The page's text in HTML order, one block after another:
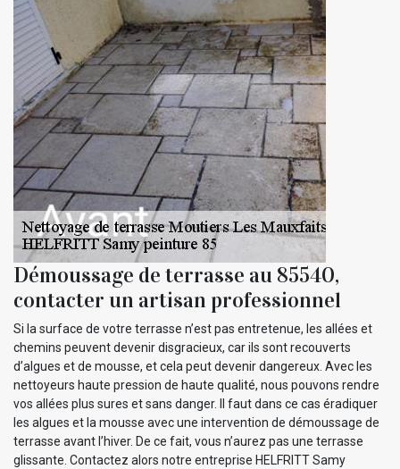
Démoussage de terrasse au 85540,
contacter un artisan professionnel
Si la surface de votre terrasse n’est pas entretenue, les allées et
chemins peuvent devenir disgracieux, car ils sont recouverts
d’algues et de mousse, et cela peut devenir dangereux. Avec les
nettoyeurs haute pression de haute qualité, nous pouvons rendre
vos allées plus sures et sans danger. Il faut dans ce cas éradiquer
les algues et la mousse avec une intervention de démoussage de
terrasse avant l’hiver. De ce fait, vous n’aurez pas une terrasse
glissante. Contactez alors notre entreprise HELFRITT Samy